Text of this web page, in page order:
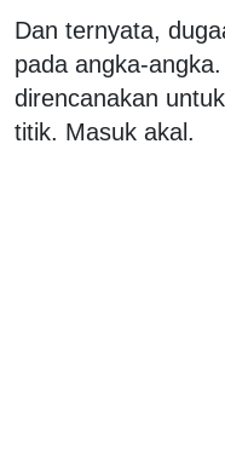
Dan ternyata,
pada angka-
direncanakan
titik. Masuk akal.